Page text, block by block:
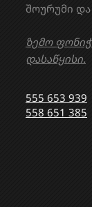
შოურუმი
ზემო
დასაწყისი.
555 653 939
558 651 385